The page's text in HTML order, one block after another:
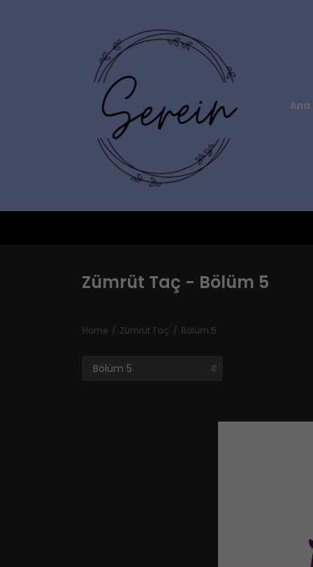
Zümrüt Taç - Bölüm 5
Home Zümrüt Taç Bölüm 5